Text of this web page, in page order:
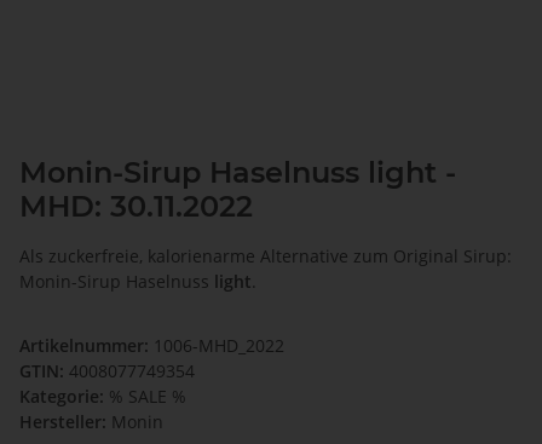
Monin-Sirup Haselnuss light -
MHD: 30.11.2022
Als zuckerfreie, kalorienarme Alternative zum Original Sirup:
Monin-Sirup Haselnuss light.
Artikelnummer: 1006-MHD_2022
GTIN: 4008077749354
Kategorie: % SALE %
Hersteller: Monin